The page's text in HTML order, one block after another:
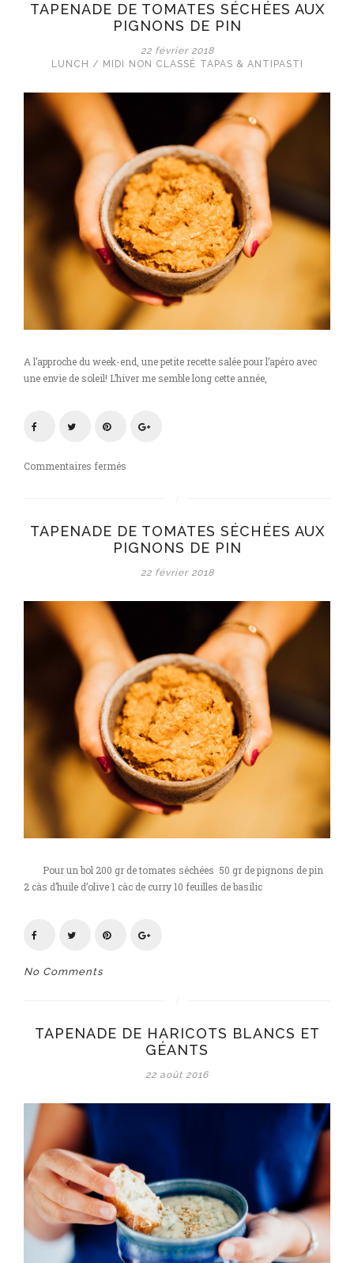
TAPENADE DE TOMATES SÉCHÉES AUX
PIGNONS DE PIN
22 février 2018
LUNCH / MIDI
NON CLASSÉ TAPAS & ANTIPASTI
A l’approche du week-end, une petite recette salée pour l’apéro avec
une envie de soleil! L’hiver me semble long cette année,
Commentaires fermés
séchées
aux
TAPENADE DE TOMATES SÉCHÉES AUX
PIGNONS DE PIN
22 février 2018
Pour un bol 200 gr de tomates séchées 50 gr de pignons de pin
2 càs d’huile d’olive 1 càc de curry 10 feuilles de basilic
No Comments
TAPENADE DE HARICOTS BLANCS ET
GÉANTS
22 août 2016